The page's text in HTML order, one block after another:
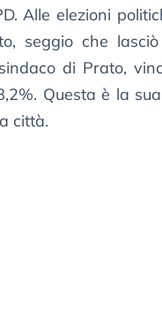
Alle elezioni
seggio che
di Prato,
Questa è la
città.